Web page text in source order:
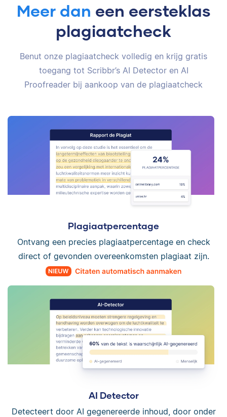
Meer dan een eersteklas
plagiaatcheck
Benut onze plagiaatcheck volledig en krijg gratis
toegang tot Scribbr’s AI Detector en AI
Proofreader bij aankoop van de plagiaatcheck
Plagiaatpercentage
Ontvang een precies plagiaatpercentage en check
direct of gevonden overeenkomsten plagiaat zijn.
AI Detector
Detecteert door AI gegenereerde inhoud, door onder